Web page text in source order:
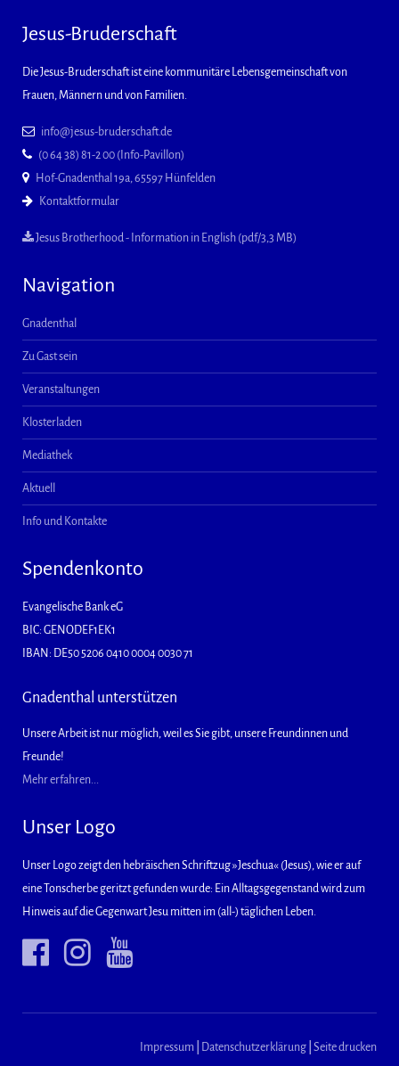
Jesus-Bruderschaft
Die Jesus-Bruderschaft ist eine kommunitäre Lebensgemeinschaft von
Frauen, Männern und von Familien.
info@jesus-bruderschaft.de
(0 64 38) 81-2 00 (Info-Pavillon)
Hof-Gnadenthal 19a, 65597 Hünfelden
Kontaktformular
Jesus Brotherhood - Information in English (pdf/3,3 MB)
Navigation
Gnadenthal
Zu Gast sein
Veranstaltungen
Klosterladen
Mediathek
Aktuell
Info und Kontakte
Spendenkonto
Evangelische Bank eG
BIC: GENODEF1EK1
IBAN: DE50 5206 0410 0004 0030 71
Gnadenthal unterstützen
Unsere Arbeit ist nur möglich, weil es Sie gibt, unsere Freundinnen und
Freunde!
Mehr erfahren...
Unser Logo
Unser Logo zeigt den hebräischen Schriftzug »Jeschua« (Jesus), wie er auf
eine Tonscherbe geritzt gefunden wurde: Ein Alltagsgegenstand wird zum
Hinweis auf die Gegenwart Jesu mitten im (all-) täglichen Leben.
Impressum Datenschutzerklärung Seite drucken